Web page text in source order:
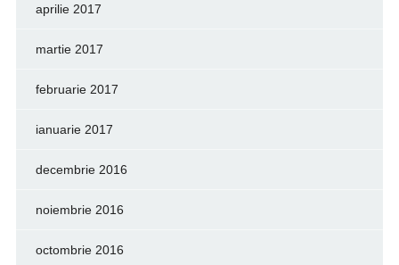
aprilie 2017
martie 2017
februarie 2017
ianuarie 2017
decembrie 2016
noiembrie 2016
octombrie 2016